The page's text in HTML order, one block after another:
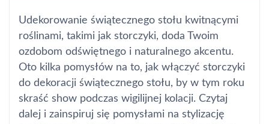
Udekorowanie świątecznego stołu kwitnącymi
roślinami, takimi jak storczyki, doda Twoim
ozdobom odświętnego i naturalnego akcentu.
Oto kilka pomysłów na to, jak włączyć storczyki
do dekoracji świątecznego stołu, by w tym roku
skraść show podczas wigilijnej kolacji. Czytaj
dalej i zainspiruj się pomysłami na stylizację